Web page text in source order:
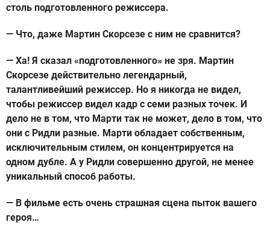
столь подготовленного режиссера.
— Что, даже Мартин Скорсезе с ним не сравнится?
— Ха! Я сказал «подготовленного» не зря. Мартин
Скорсезе действительно легендарный,
талантливейший режиссер. Но я никогда не видел,
чтобы режиссер видел кадр с семи разных точек. И
дело не в том, что Марти так не может, дело в том, что
они с Ридли разные. Марти обладает собственным,
исключительным стилем, он концентрируется на
одном дубле. А у Ридли совершенно другой, не менее
уникальный способ работы.
— В фильме есть очень страшная сцена пыток вашего
героя…